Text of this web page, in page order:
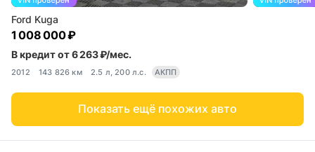
Ford Kuga
1 008 000 ₽
В кредит от 6 263 ₽/мес.
2012 143 826 км 2.5 л, 200 л.с. АКПП
Показать ещё похожих авто